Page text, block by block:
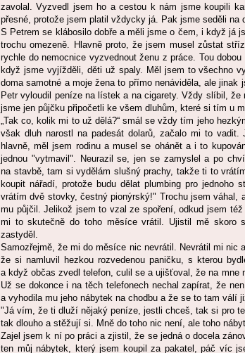
zavolal. Vyzvedl jsem ho a cestou k nám jsme koupili
přesné, protože jsem platil vždycky já. Pak jsme seděli na
S Petrem se klábosilo dobře a měli jsme o čem, i když já
trochu omezeně. Hlavně proto, že jsem musel zůstat
rychle do nemocnice vyzvednout ženu z práce. Tou
když jsme vyjížděli, děti už spaly. Měl jsem to všechno
doma samotné a moje žena to přímo nenáviděla, ale
Petr vyloudil peníze na lístek a na cigarety. Vždy slíbil,
jsme jen půjčku připočetli ke všem dluhům, které si tím u
„Tak co, kolik mi to už dělá?“ smál se vždy tím jeho
však dluh narostl na padesát dolarů, začalo mi to
hlavně, měl jsem rodinu a musel se ohánět a i to
jednou "vytmavil". Neurazil se, jen se zamyslel a po
na stavbě, tam si vydělám slušný prachy, takže ti to
koupit nářadí, protože budu dělat plumbing pro
vrátím dvě stovky, čestný pionýrský!" Trochu jsem váhal,
mu půjčil. Jelikož jsem to vzal ze spoření, odkud jsem
mi to skutečně do toho měsíce vrátil. Ujistil mě
zastyděl.
Samozřejmě, že mi do měsíce nic nevrátil. Nevrátil mi nic
že si namluvil hezkou rozvedenou paničku, s kterou
a když občas zvedl telefon, culil se a ujišťoval, že na
Už se dokonce i na těch telefonech nechal zapírat, že
a vyhodila mu jeho nábytek na chodbu a že se to tam válí
"Já vím, že ti dluží nějaký peníze, jestli chceš, tak si pro
tak dlouho a stěžují si. Mně do toho nic není, ale toho
Zajel jsem k ní po práci a zjistil, že se jedná o docela
ten můj nábytek, který jsem koupil za pakatel, páč víc